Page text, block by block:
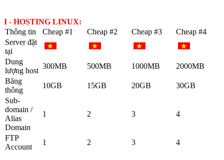
I - HOSTING LINUX:
Thông tin
Cheap #1 Cheap #2 Cheap #3
Cheap #4
Server đặt
tại
Dung
lượng host
300MB 500MB 1000MB
2000MB
Băng
thông
10GB 15GB 20GB
30GB
Sub-
domain /
Alias
Domain
1 2 3 4
FTP
Account
1 2 3 4